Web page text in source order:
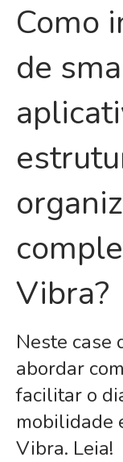
Como
de
Vibra?
Neste case
abordar
facilitar o
mobilidade
Vibra. Leia!